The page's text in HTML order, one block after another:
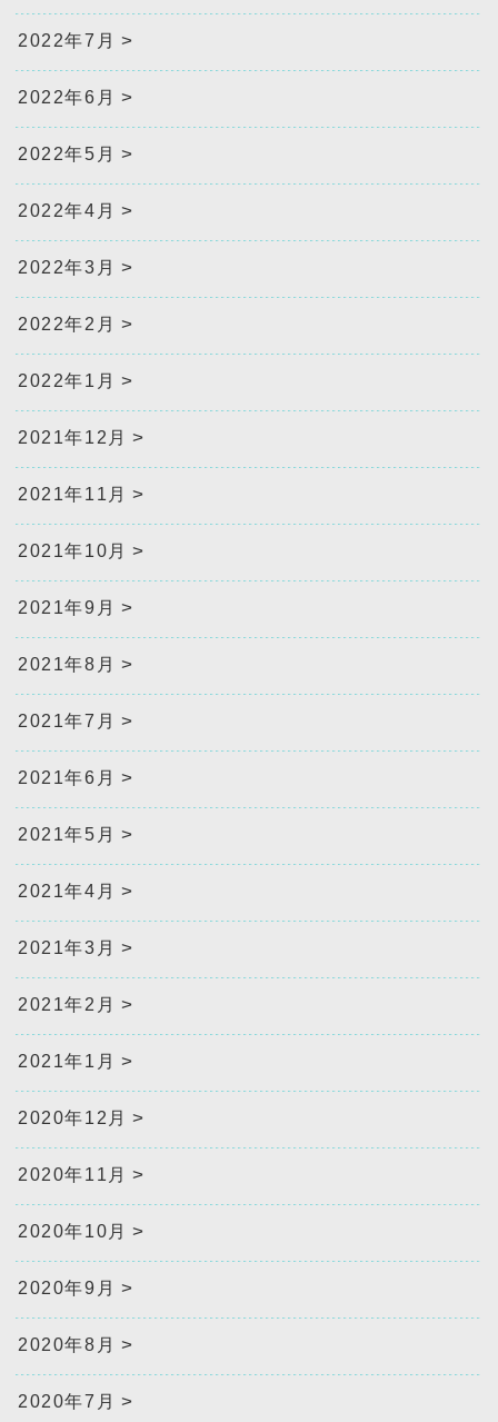
2022年7月
2022年6月
2022年5月
2022年4月
2022年3月
2022年2月
2022年1月
2021年12月
2021年11月
2021年10月
2021年9月
2021年8月
2021年7月
2021年6月
2021年5月
2021年4月
2021年3月
2021年2月
2021年1月
2020年12月
2020年11月
2020年10月
2020年9月
2020年8月
2020年7月